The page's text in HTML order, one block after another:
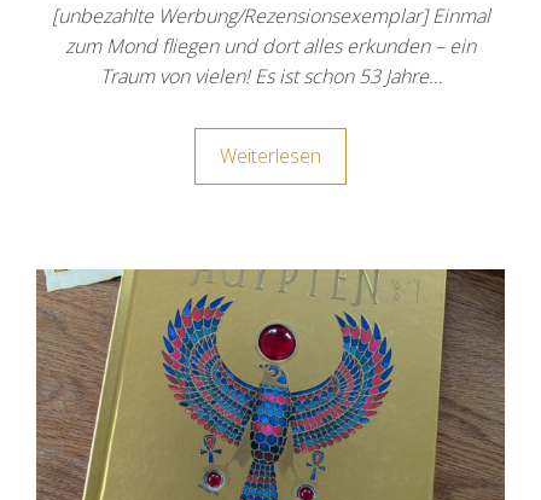
[unbezahlte Werbung/Rezensionsexemplar] Einmal
zum Mond fliegen und dort alles erkunden – ein
Traum von vielen! Es ist schon 53 Jahre…
Weiterlesen